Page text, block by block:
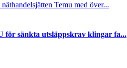
Temu med över...
för sänkta utsläppskrav klingar fa...